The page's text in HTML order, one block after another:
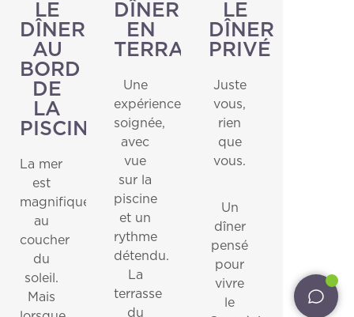
Accueil
Le Cruccùris
Chambres
Expériences
Restaurants
Services
Pet inclusive hospitality
LE
DÎNER
AU
BORD
DE
LA
PISCINE
La mer
est
magnifique
au
coucher
du
soleil.
Mais
DÎNER
EN
TERRASSE
Une
expérience
soignée,
avec
vue
sur la
piscine
et un
rythme
détendu.
La
terrasse
du
LE
DÎNER
PRIVÉ
Juste
vous,
rien
que
vous.
Un
dîner
pensé
pour
vivre
le
Abonnez-vous à
notre newsletter.
Nous vous enverrons par e-mail des mises à jour
sur les offres, les forfaits et toutes les nouvelles
du Cruccùris Resort.
J'ai lu et accepté la
politique de confidentialité